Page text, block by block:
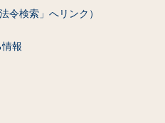
令検索」へリンク）
報